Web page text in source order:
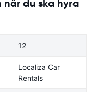
du ska hyra
12
Localiza Car
Rentals